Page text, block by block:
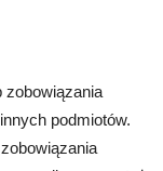
zobowiązania
podmiotów.